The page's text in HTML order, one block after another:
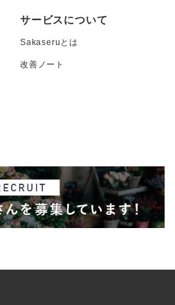
サービスについて
Sakaseruとは
改善ノート